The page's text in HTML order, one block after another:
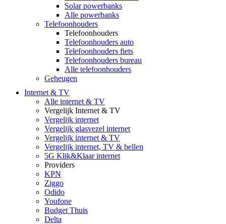
Solar powerbanks
Alle powerbanks
Telefoonhouders
Telefoonhouders
Telefoonhouders auto
Telefoonhouders fiets
Telefoonhouders bureau
Alle telefoonhouders
Geheugen
Internet & TV
Alle internet & TV
Vergelijk Internet & TV
Vergelijk internet
Vergelijk glasvezel internet
Vergelijk internet & TV
Vergelijk internet, TV & bellen
5G Klik&Klaar internet
Providers
KPN
Ziggo
Odido
Youfone
Budget Thuis
Delta